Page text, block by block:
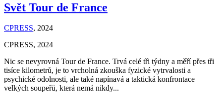
Svět Tour de France
CPRESS, 2024
CPRESS, 2024
Nic se nevyrovná Tour de France. Trvá celé tři týdny a měří přes tři
tisíce kilometrů, je to vrcholná zkouška fyzické vytrvalosti a
psychické odolnosti, ale také napínavá a taktická konfrontace
velkých soupeřů, která nemá nikdy...